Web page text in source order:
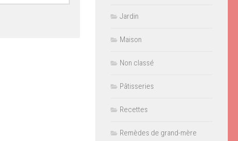
Jardin
Maison
Non classé
Pâtisseries
Recettes
Remèdes de grand-mère